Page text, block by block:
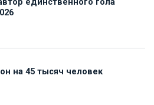
единственного гола
на 45 тысяч человек